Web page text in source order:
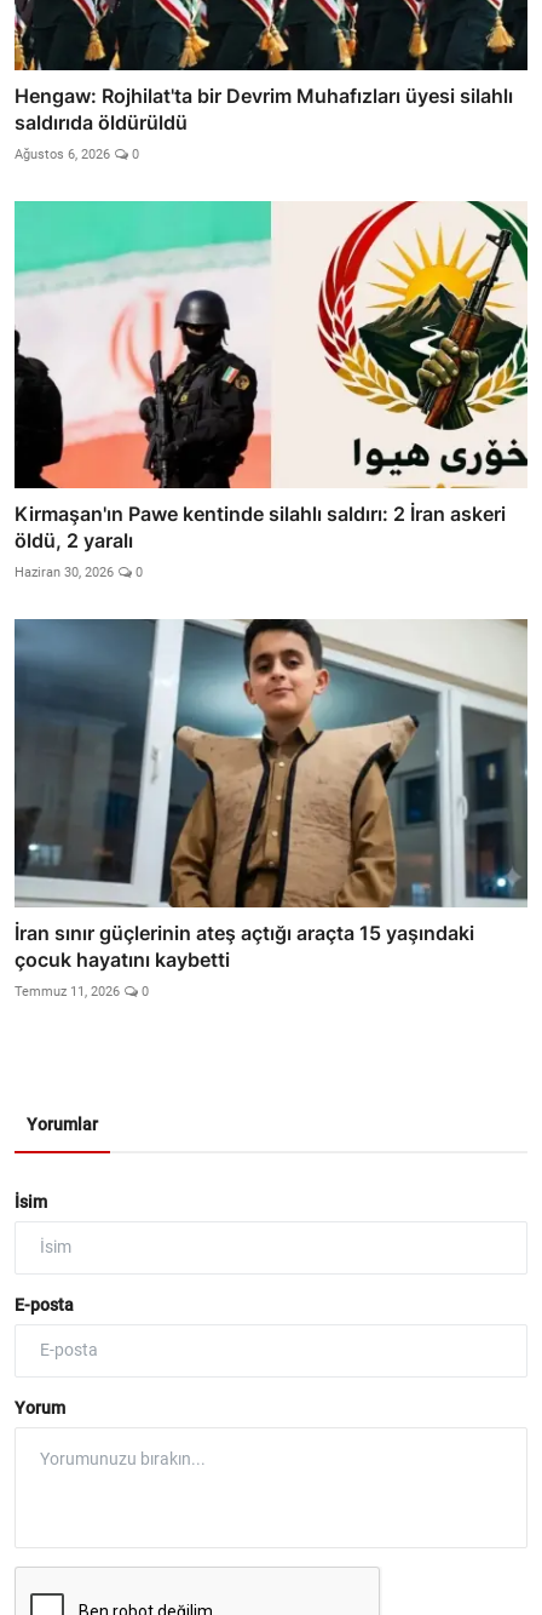
Hengaw: Rojhilat'ta bir Devrim Muhafızları üyesi silahlı
saldırıda öldürüldü
Ağustos 6, 2026 0
Kirmaşan'ın Pawe kentinde silahlı saldırı: 2 İran askeri
öldü, 2 yaralı
Haziran 30, 2026 0
İran sınır güçlerinin ateş açtığı araçta 15 yaşındaki
çocuk hayatını kaybetti
Temmuz 11, 2026 0
Yorumlar
İsim
E-posta
Yorum